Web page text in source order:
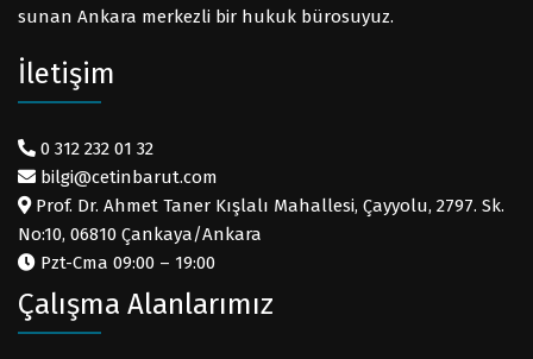
sunan Ankara merkezli bir hukuk bürosuyuz.
İletişim
0 312 232 01 32
bilgi@cetinbarut.com
Prof. Dr. Ahmet Taner Kışlalı Mahallesi, Çayyolu, 2797. Sk.
No:10, 06810 Çankaya/Ankara
Pzt-Cma 09:00 – 19:00
Çalışma Alanlarımız